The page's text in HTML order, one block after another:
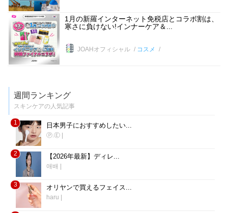
1月の新羅インターネット免税店とコラボ割は、
寒さに負けない!インナーケア＆...
JOAHオフィシャル コスメ
週間ランキング
スキンケアの人気記事
1 日本男子におすすめしたい...
Ⓟ.Ⓔ
2 【2026年最新】ディレ...
애배
3 オリヤンで買えるフェイス...
haru